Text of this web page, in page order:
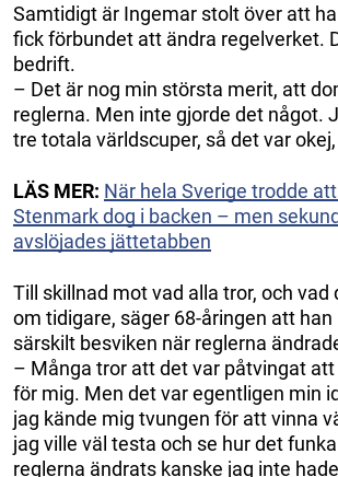
Samtidigt är Ingemar stolt över att
fick förbundet att ändra regelverket.
bedrift.
– Det är nog min största merit, att
reglerna. Men inte gjorde det något.
tre totala världscuper, så det var
LÄS MER: När hela Sverige trodde
Stenmark dog i backen – men
avslöjades jättetabben
Till skillnad mot vad alla tror, och
om tidigare, säger 68-åringen att
särskilt besviken när reglerna
– Många tror att det var påtvingat
för mig. Men det var egentligen min
jag kände mig tvungen för att vinna
jag ville väl testa och se hur det
reglerna ändrats kanske jag inte